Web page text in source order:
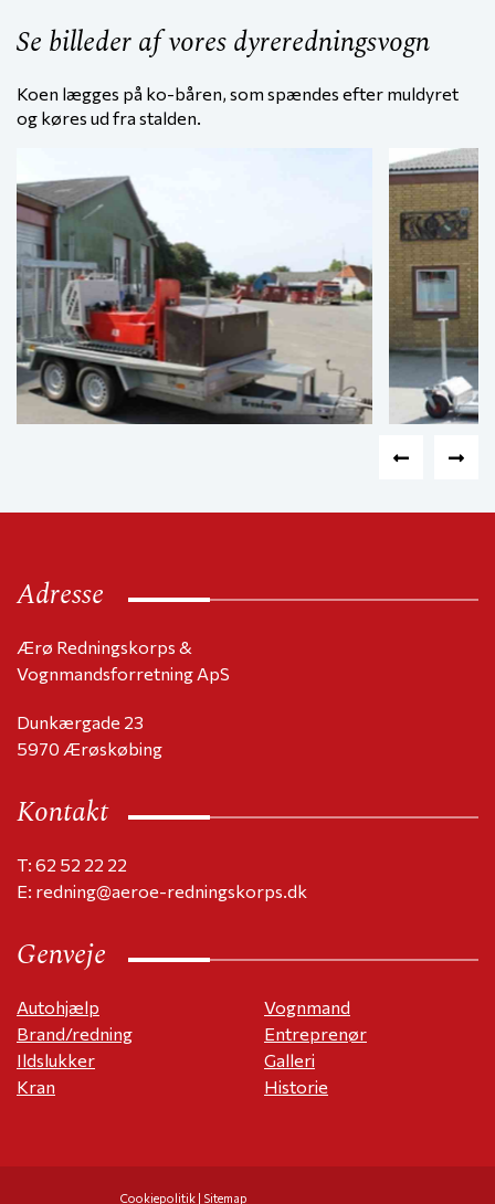
Se billeder af vores dyreredningsvogn
Koen lægges på ko-båren, som spændes efter muldyret
og køres ud fra stalden.
Adresse
Ærø Redningskorps &
Vognmandsforretning ApS
Dunkærgade 23
5970 Ærøskøbing
Kontakt
T: 62 52 22 22
E: redning@aeroe-redningskorps.dk
Genveje
Autohjælp
Vognmand
Brand/redning
Entreprenør
Ildslukker
Galleri
Kran
Historie
Cookiepolitik | Sitemap